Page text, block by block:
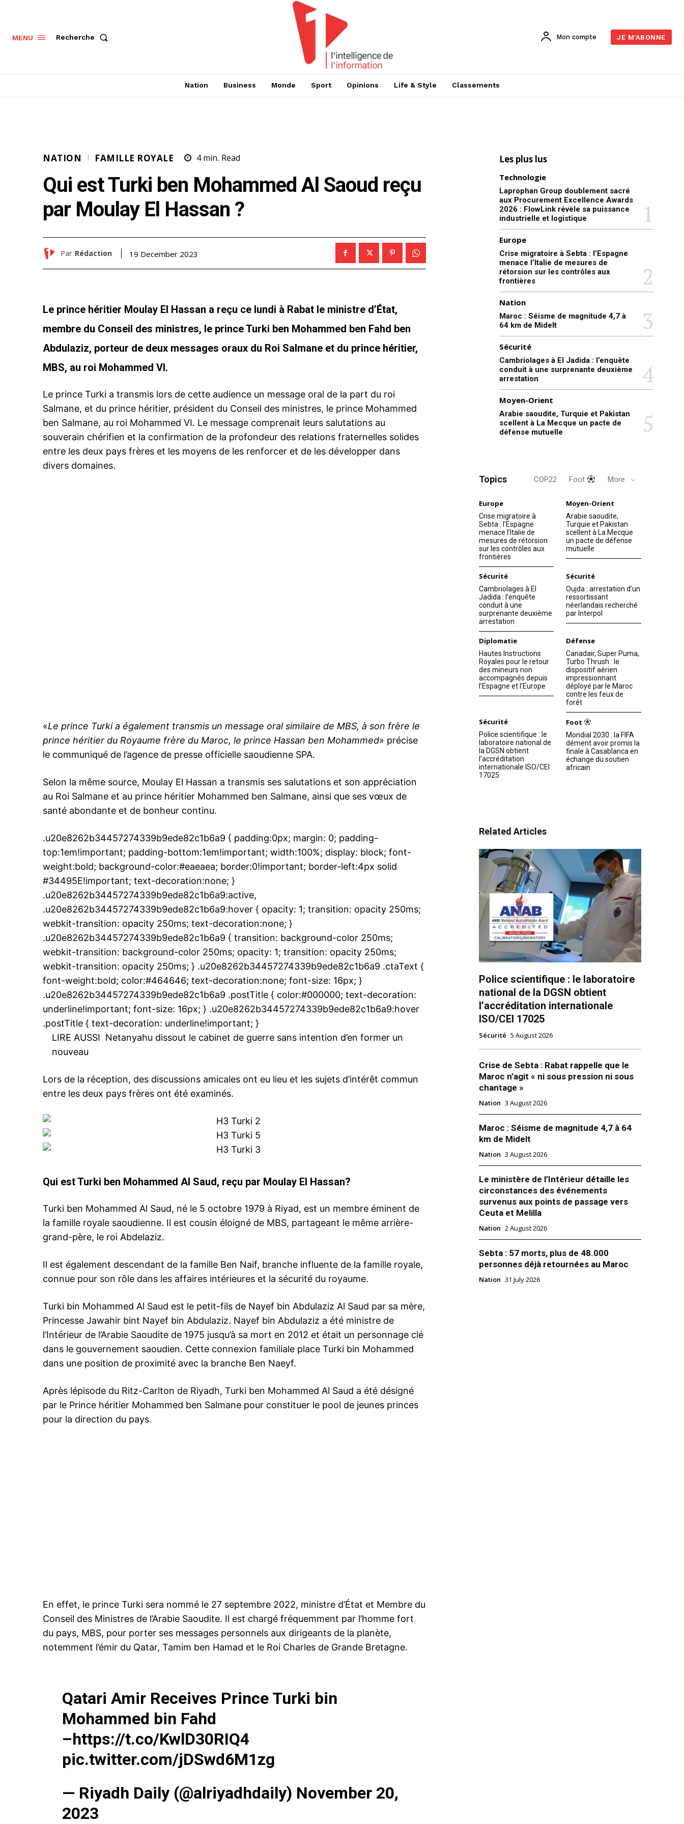
le1.ma
l'intelligence de
l'information
S'ABONNER MAINTENANT
Insight Publications
À propos
Mon compte
Related
Le Roi reçoit un émissaire du Serviteur des
7 October 2025
In "Famille Royale"
Le Roi Salmane Ben Abdelaziz balise la
Mohamed
24 April 2017
In "Éditorial"
Mohammed VI félicite MBS, nouveau
In "Famille Royale"
MENU Recherche Mon compte JE M'ABONNE
Nation Business Monde Sport Opinions Life & Style Classements
NATION FAMILLE ROYALE 4min. Read
Qui est Turki ben Mohammed Al Saoud reçu
par Moulay El Hassan ?
Par Rédaction 19 December 2023
Le prince héritier Moulay El Hassan a reçu ce lundi à Rabat le ministre d’État,
membre du Conseil des ministres, le prince Turki ben Mohammed ben Fahd ben
Abdulaziz, porteur de deux messages oraux du Roi Salmane et du prince héritier,
MBS, au roi Mohammed VI.
Le prince Turki a transmis lors de cette audience un message oral de la part du roi
Salmane, et du prince héritier, président du Conseil des ministres, le prince Mohammed
ben Salmane, au roi Mohammed VI. Le message comprenait leurs salutations au
souverain chérifien et la confirmation de la profondeur des relations fraternelles solides
entre les deux pays frères et les moyens de les renforcer et de les développer dans
divers domaines.
«Le prince Turki a également transmis un message oral similaire de MBS, à son frère le
prince héritier du Royaume frère du Maroc, le prince Hassan ben Mohammed» précise
le communiqué de l’agence de presse officielle saoudienne SPA.
Selon la même source, Moulay El Hassan a transmis ses salutations et son appréciation
au Roi Salmane et au prince héritier Mohammed ben Salmane, ainsi que ses vœux de
santé abondante et de bonheur continu.
.u20e8262b34457274339b9ede82c1b6a9 { padding:0px; margin: 0; padding-
top:1em!important; padding-bottom:1em!important; width:100%; display: block; font-
weight:bold; background-color:#eaeaea; border:0!important; border-left:4px solid
#34495E!important; text-decoration:none; }
.u20e8262b34457274339b9ede82c1b6a9:active,
.u20e8262b34457274339b9ede82c1b6a9:hover { opacity: 1; transition: opacity 250ms;
webkit-transition: opacity 250ms; text-decoration:none; }
.u20e8262b34457274339b9ede82c1b6a9 { transition: background-color 250ms;
webkit-transition: background-color 250ms; opacity: 1; transition: opacity 250ms;
webkit-transition: opacity 250ms; } .u20e8262b34457274339b9ede82c1b6a9 .ctaText {
font-weight:bold; color:#464646; text-decoration:none; font-size: 16px; }
.u20e8262b34457274339b9ede82c1b6a9 .postTitle { color:#000000; text-decoration:
underline!important; font-size: 16px; } .u20e8262b34457274339b9ede82c1b6a9:hover
.postTitle { text-decoration: underline!important; }
LIRE AUSSI Netanyahu dissout le cabinet de guerre sans intention d’en former un
nouveau
Lors de la réception, des discussions amicales ont eu lieu et les sujets d’intérêt commun
entre les deux pays frères ont été examinés.
Qui est Turki ben Mohammed Al Saud, reçu par Moulay El Hassan?
Turki ben Mohammed Al Saud, né le 5 octobre 1979 à Riyad, est un membre éminent de
la famille royale saoudienne. Il est cousin éloigné de MBS, partageant le même arrière-
grand-père, le roi Abdelaziz.
Il est également descendant de la famille Ben Naif, branche influente de la famille royale,
connue pour son rôle dans les affaires intérieures et la sécurité du royaume.
Turki bin Mohammed Al Saud est le petit-fils de Nayef bin Abdulaziz Al Saud par sa mère,
Princesse Jawahir bint Nayef bin Abdulaziz. Nayef bin Abdulaziz a été ministre de
l’Intérieur de l’Arabie Saoudite de 1975 jusqu’à sa mort en 2012 et était un personnage clé
dans le gouvernement saoudien. Cette connexion familiale place Turki bin Mohammed
dans une position de proximité avec la branche Ben Naeyf.
Après lépisode du Ritz-Carlton de Riyadh, Turki ben Mohammed Al Saud a été désigné
par le Prince héritier Mohammed ben Salmane pour constituer le pool de jeunes princes
pour la direction du pays.
En effet, le prince Turki sera nommé le 27 septembre 2022, ministre d’État et Membre du
Conseil des Ministres de l’Arabie Saoudite. Il est chargé fréquemment par l’homme fort
du pays, MBS, pour porter ses messages personnels aux dirigeants de la planète,
notemment l’émir du Qatar, Tamim ben Hamad et le Roi Charles de Grande Bretagne.
Qatari Amir Receives Prince Turki bin
Mohammed bin Fahd
–https://t.co/KwlD30RIQ4
pic.twitter.com/jDSwd6M1zg
— Riyadh Daily (@alriyadhdaily) November 20,
2023
Les plus lus
Technologie
Laprophan Group doublement sacré
aux Procurement Excellence Awards
2026 : FlowLink révèle sa puissance
industrielle et logistique
Europe
Crise migratoire à Sebta : l’Espagne
menace l’Italie de mesures de
rétorsion sur les contrôles aux
frontières
Nation
Maroc : Séisme de magnitude 4,7 à
64 km de Midelt
Sécurité
Cambriolages à El Jadida : l’enquête
conduit à une surprenante deuxième
arrestation
Moyen-Orient
Arabie saoudite, Turquie et Pakistan
scellent à La Mecque un pacte de
défense mutuelle
Topics COP22 Foot More
Europe
Crise migratoire à
Sebta : l’Espagne
menace l’Italie de
mesures de rétorsion
sur les contrôles aux
frontières
Moyen-Orient
Arabie saoudite,
Turquie et Pakistan
scellent à La Mecque
un pacte de défense
mutuelle
Sécurité
Cambriolages à El
Jadida : l’enquête
conduit à une
surprenante deuxième
arrestation
Sécurité
Oujda : arrestation d’un
ressortissant
néerlandais recherché
par Interpol
Diplomatie
Hautes Instructions
Royales pour le retour
des mineurs non
accompagnés depuis
l’Espagne et l’Europe
Défense
Canadair, Super Puma,
Turbo Thrush : le
dispositif aérien
impressionnant
déployé par le Maroc
contre les feux de
forêt
Sécurité
Police scientifique : le
laboratoire national de
la DGSN obtient
l’accréditation
internationale ISO/CEI
17025
Foot
Mondial 2030 : la FIFA
dément avoir promis la
finale à Casablanca en
échange du soutien
africain
Related Articles
Police scientifique : le laboratoire
national de la DGSN obtient
l’accréditation internationale
ISO/CEI 17025
Sécurité 5 August 2026
Crise de Sebta : Rabat rappelle que le
Maroc n’agit « ni sous pression ni sous
chantage »
Nation 3 August 2026
Maroc : Séisme de magnitude 4,7 à 64
km de Midelt
Nation 3 August 2026
Le ministère de l’Intérieur détaille les
circonstances des événements
survenus aux points de passage vers
Ceuta et Melilla
Nation 2 August 2026
Sebta : 57 morts, plus de 48.000
personnes déjà retournées au Maroc
Nation 31 July 2026